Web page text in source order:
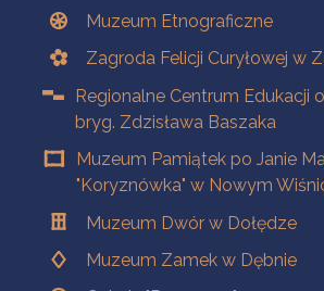
Muzeum Etnograficzne
Zagroda Felicji Curyłowej w
Regionalne Centrum Edukacji
bryg. Zdzisława Baszaka
Muzeum Pamiątek po Janie
"Koryznówka" w Nowym
Muzeum Dwór w Dołędze
Muzeum Zamek w Dębnie